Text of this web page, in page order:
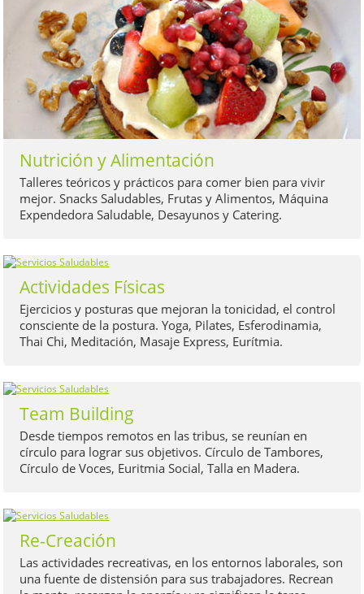
Nutrición y Alimentación
Talleres teóricos y prácticos para comer bien para vivir
mejor. Snacks Saludables, Frutas y Alimentos, Máquina
Expendedora Saludable, Desayunos y Catering.
Actividades Físicas
Ejercicios y posturas que mejoran la tonicidad, el control
consciente de la postura. Yoga, Pilates, Esferodinamia,
Thai Chi, Meditación, Masaje Express, Eurítmia.
Team Building
Desde tiempos remotos en las tribus, se reunían en
círculo para lograr sus objetivos. Círculo de Tambores,
Círculo de Voces, Euritmia Social, Talla en Madera.
Re-Creación
Las actividades recreativas, en los entornos laborales, son
una fuente de distensión para sus trabajadores. Recrean